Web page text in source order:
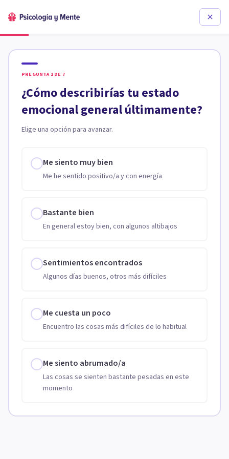
PREGUNTA 1 DE 7
¿Cómo describirías tu estado
emocional general últimamente?
Elige una opción para avanzar.
Me siento muy bien
Me he sentido positivo/a y con energía
Bastante bien
En general estoy bien, con algunos altibajos
Sentimientos encontrados
Algunos días buenos, otros más difíciles
Me cuesta un poco
Encuentro las cosas más difíciles de lo habitual
Me siento abrumado/a
Las cosas se sienten bastante pesadas en este
momento